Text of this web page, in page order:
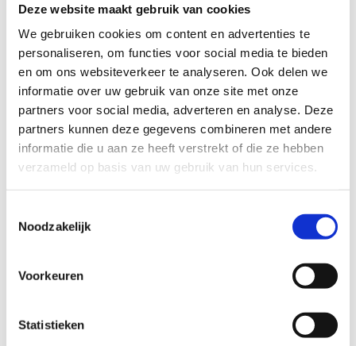
Deze website maakt gebruik van cookies
We gebruiken cookies om content en advertenties te
personaliseren, om functies voor social media te bieden
en om ons websiteverkeer te analyseren. Ook delen we
informatie over uw gebruik van onze site met onze
partners voor social media, adverteren en analyse. Deze
partners kunnen deze gegevens combineren met andere
informatie die u aan ze heeft verstrekt of die ze hebben
verzameld op basis van uw gebruik van hun services.
Noodzakelijk
Voorkeuren
Statistieken
en hoe dat als een eindeloze stroom heen en weer
golft. Want tijd is bij Frank Halmans niet lineair. Er
zijn onzichtbare lijnen tussen toen en nu. Soms
kom je ineens iets tegen in een kastje, waarvan je
dacht dat je het al opgeruimd had.
Vervelend is dat niet. Het zijn altijd warme
herinneringen die voorbijkomen. Niet zwaar of
vangen. Vaak zijn het juist die alledaagse dingen
waren maar waar je nooit echt naar keek. Zoals
een kruimeldief of een keukenkastje: in zijn werk
krijgen ze de hoofdrol. En daarna zijn ze nooit
meer hetzelfde.